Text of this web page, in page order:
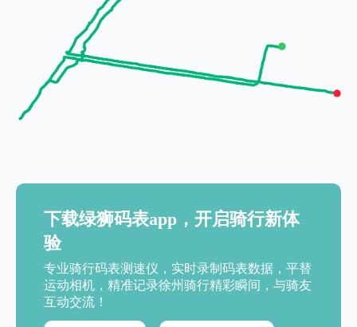
下载绿狮码表app，开启骑行新体
验
专业骑行码表测速仪，实时录制码表数据，平替
运动相机，精准记录徐州骑行精彩瞬间，与骑友
互动交流！